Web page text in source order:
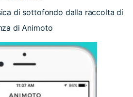
di sottofondo dalla raccolta di
di Animoto